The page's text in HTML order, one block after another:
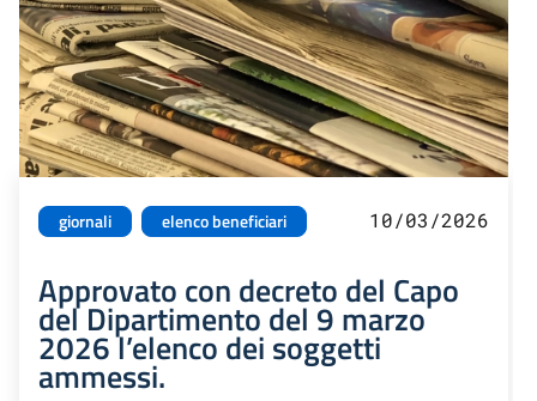
giornali elenco beneficiari 10/03/2026
Approvato con decreto del Capo
del Dipartimento del 9 marzo
2026 l’elenco dei soggetti
ammessi.